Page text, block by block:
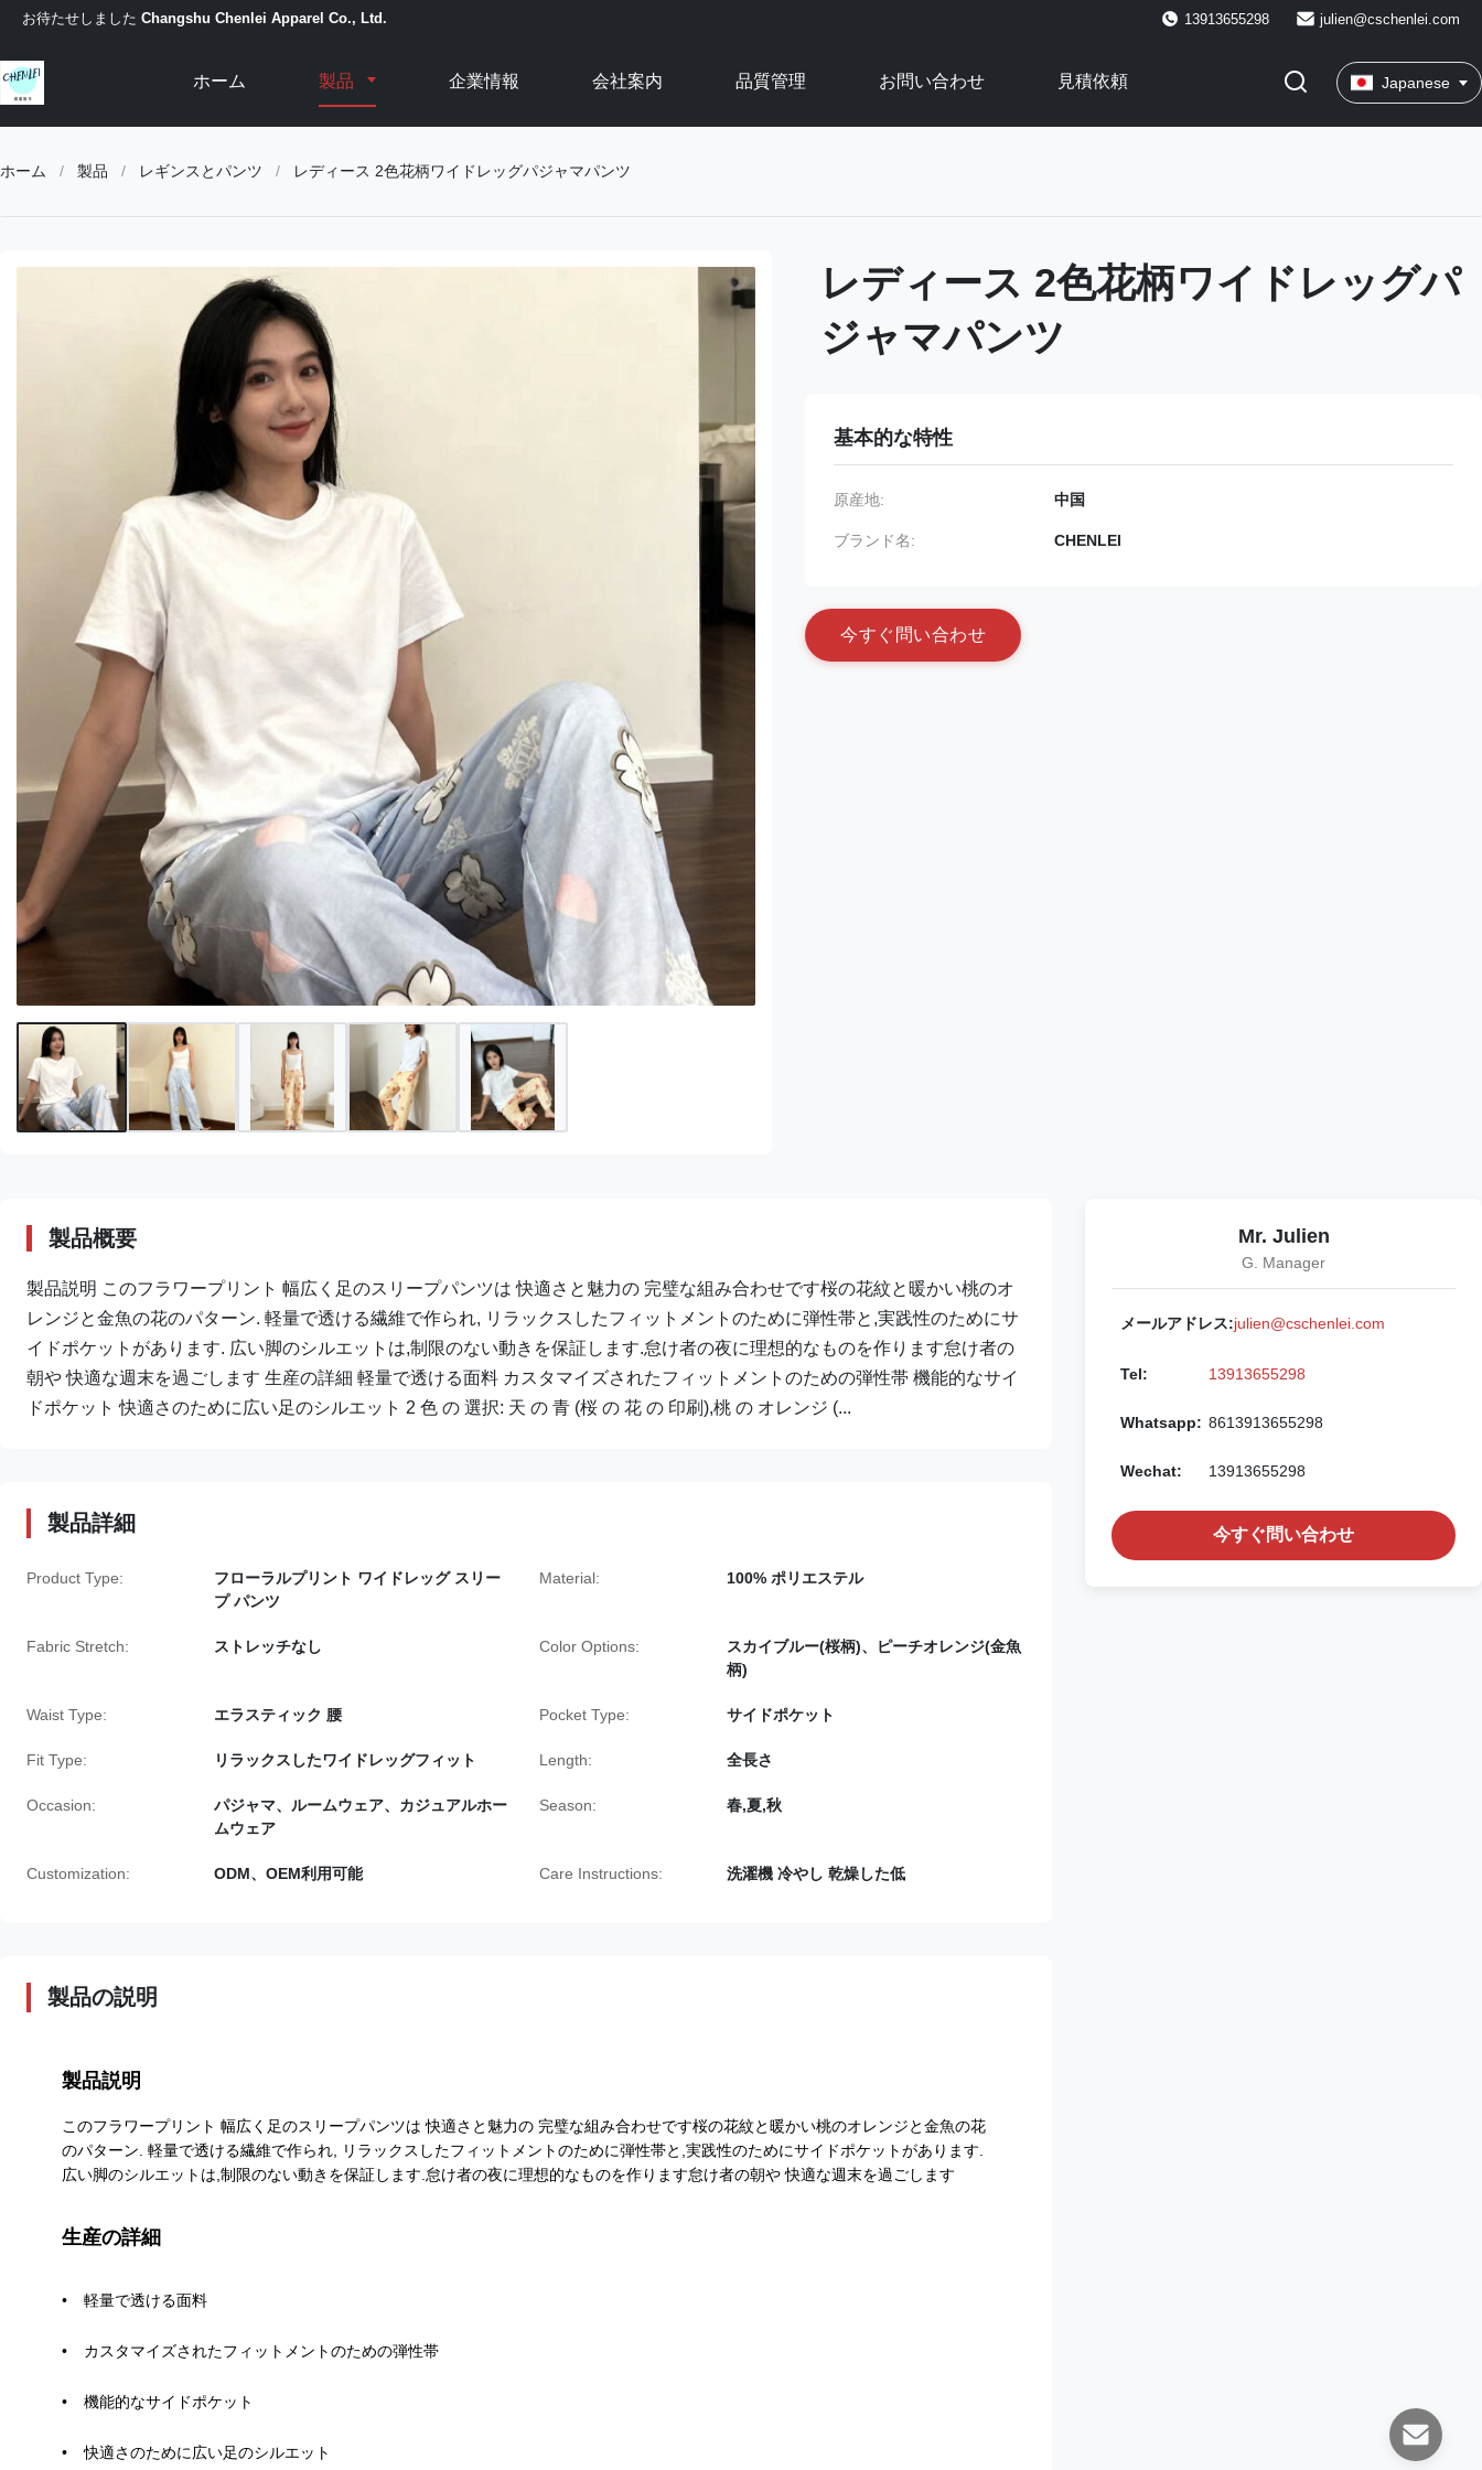
お待たせしました Changshu Chenlei Apparel Co., Ltd. 13913655298 julien@cschenlei.com
ホーム 製品 企業情報 会社案内 品質管理 お問い合わせ 見積依頼 Japanese
ホーム / 製品 / レギンスとパンツ / レディース 2色花柄ワイドレッグパジャマパンツ
レディース 2色花柄ワイドレッグパ
ジャマパンツ
基本的な特性
原産地: 中国
ブランド名: CHENLEI
今す ぐ 問い合わせ
製品概要
製品説明 このフラワープリント 幅広く足のスリープパンツは 快適さと魅力の 完璧な組み合わせです桜の花紋と暖かい桃のオ
レンジと金魚の花のパターン. 軽量で透ける繊維で作られ, リラックスしたフィットメントのために弾性帯と,実践性のためにサ
イドポケットがあります. 広い脚のシルエットは,制限のない動きを保証します.怠け者の夜に理想的なものを作ります怠け者の
朝や 快適な週末を過ごします 生産の詳細 軽量で透ける面料 カスタマイズされたフィットメントのための弾性帯 機能的なサイ
ドポケット 快適さのために広い足のシルエット 2 色 の 選択: 天 の 青 (桜 の 花 の 印刷),桃 の オレンジ (...
製品詳細
Product Type:
フローラルプリント ワイドレッグ スリー
プ パンツ
Material: 100% ポリエステル
Fabric Stretch: ストレッチなし Color Options:
スカイブルー(桜柄)、ピーチオレンジ(金魚
柄)
Waist Type: エラスティック 腰 Pocket Type: サイドポケット
Fit Type: リラックスしたワイドレッグフィット Length: 全長さ
Occasion:
パジャマ、ルームウェア、カジュアルホー
ムウェア
Season: 春,夏,秋
Customization: ODM、OEM利用可能 Care Instructions: 洗濯機 冷やし 乾燥した低
製品の説明
製品説明
このフラワープリント 幅広く足のスリープパンツは 快適さと魅力の 完璧な組み合わせです桜の花紋と暖かい桃のオレンジと金魚の花
のパターン. 軽量で透ける繊維で作られ, リラックスしたフィットメントのために弾性帯と,実践性のためにサイドポケットがあります.
広い脚のシルエットは,制限のない動きを保証します.怠け者の夜に理想的なものを作ります怠け者の朝や 快適な週末を過ごします
生産の詳細
軽量で透ける面料
カスタマイズされたフィットメントのための弾性帯
機能的なサイドポケット
快適さのために広い足のシルエット
Mr. Julien
G. Manager
メールアドレス:julien@cschenlei.com
Tel: 13913655298
Whatsapp: 8613913655298
Wechat: 13913655298
今すぐ問い合わせ